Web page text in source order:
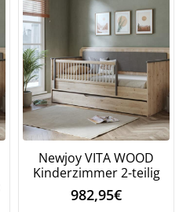
Newjoy VITA WOOD
Kinderzimmer 2-teilig
982,95€